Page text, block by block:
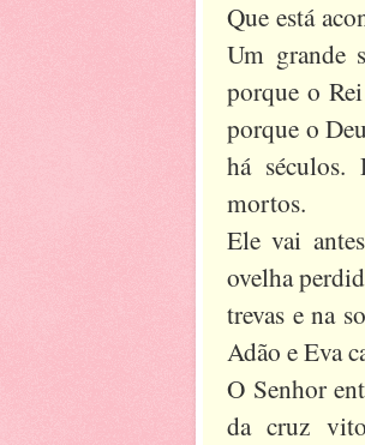
Que está
Um grande
porque o
porque o
há séculos.
mortos.
Ele vai
ovelha
trevas e na
Adão e Eva
O Senhor
da cruz